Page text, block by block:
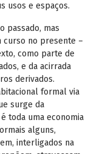
usos e espaços.
passado, mas
curso no presente –
como parte de
e da acirrada
derivados.
formal via
surge da
toda uma economia
alguns,
interligados na